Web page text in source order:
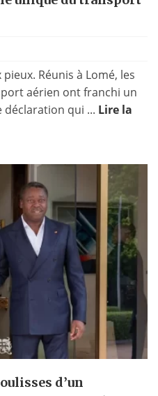
Réunis à Lomé, les
aérien ont franchi un
déclaration qui ... Lire la
d’un